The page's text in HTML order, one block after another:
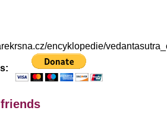
encyklopedie/